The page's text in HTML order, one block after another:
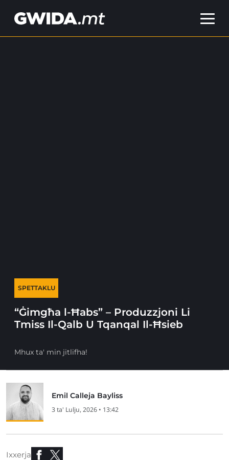
SPETTAKLU
“Ġimgħa l-Ħabs” – Produzzjoni Li
Tmiss Il-Qalb U Tqanqal Il-Ħsieb
Mhux ta' min jitlifha!
Emil Calleja Bayliss
3 ta' Lulju, 2026 • 13:42
Ixxerja